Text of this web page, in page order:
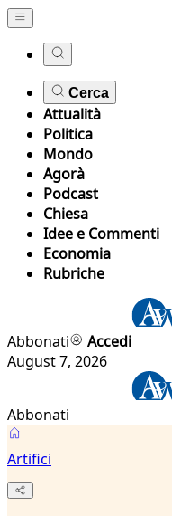
Cerca
Attualità
Politica
Mondo
Agorà
Podcast
Chiesa
Idee e Commenti
Economia
Rubriche
Abbonati
Accedi
August 7, 2026
Abbonati
Artifici